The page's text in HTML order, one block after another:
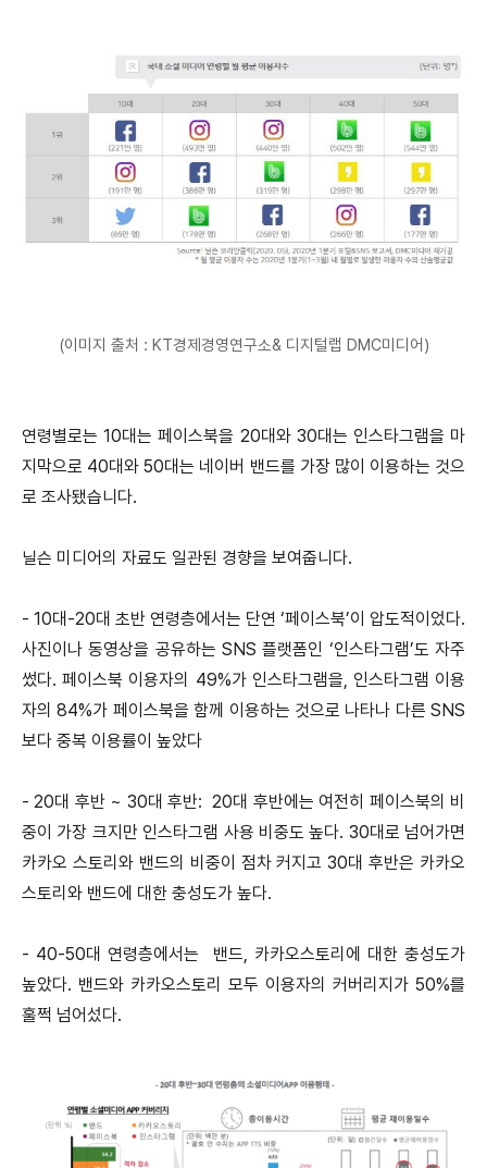
(이미지 출처 : KT경제경영연구소& 디지털랩 DMC미디어)
연령별로는 10대는 페이스북을 20대와 30대는 인스타그램을 마
지막으로 40대와 50대는 네이버 밴드를 가장 많이 이용하는 것으
로 조사됐습니다.
닐슨 미디어의 자료도 일관된 경향을 보여줍니다.
- 10대-20대 초반 연령층에서는 단연 ‘페이스북’이 압도적이었다.
사진이나 동영상을 공유하는 SNS 플랫폼인 ‘인스타그램’도 자주
썼다. 페이스북 이용자의 49%가 인스타그램을, 인스타그램 이용
자의 84%가 페이스북을 함께 이용하는 것으로 나타나 다른 SNS
보다 중복 이용률이 높았다
- 20대 후반 ~ 30대 후반: 20대 후반에는 여전히 페이스북의 비
중이 가장 크지만 인스타그램 사용 비중도 높다. 30대로 넘어가면
카카오 스토리와 밴드의 비중이 점차 커지고 30대 후반은 카카오
스토리와 밴드에 대한 충성도가 높다.
- 40-50대 연령층에서는 밴드, 카카오스토리에 대한 충성도가
높았다. 밴드와 카카오스토리 모두 이용자의 커버리지가 50%를
훌쩍 넘어섰다.